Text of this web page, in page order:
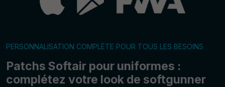
PERSONNALISATION COMPLÈTE POUR TOUS LES BESOINS
Patchs Softair pour uniformes :
complétez votre look de softgunner